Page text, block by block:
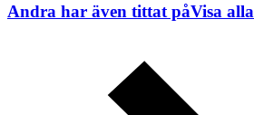
Andra har även tittat påVisa alla